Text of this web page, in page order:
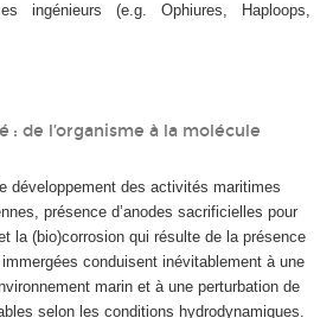
ingénieurs (e.g. Ophiures, Haploops,
: de l’organisme à la molécule
développement des activités maritimes
présence d’anodes sacrificielles pour
la (bio)corrosion qui résulte de la présence
conduisent inévitablement à une
marin et à une perturbation de
selon les conditions hydrodynamiques.